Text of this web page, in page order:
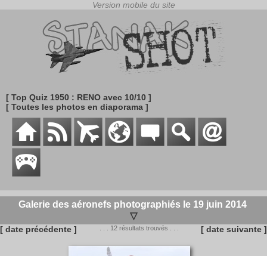
[ Top Quiz 1950 : RENO avec 10/10 ]
[ Toutes les photos en diaporama ]
Galerie des aéronefs photographiés le 19 juin 2014
▽
[ date précédente ] . . . 12 résultats trouvés . . . [ date suivante ]